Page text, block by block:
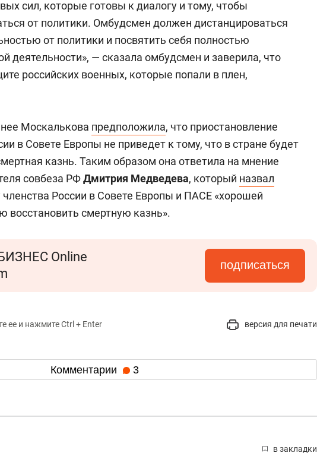
сил, которые готовы к диалогу и тому, чтобы
от политики. Омбудсмен должен дистанцироваться
от политики и посвятить себя полностью
деятельности», — сказала омбудсмен и заверила, что
российских военных, которые попали в плен,
Москалькова предположила, что приостановление
в Совете Европы не приведет к тому, что в стране будет
казнь. Таким образом она ответила на мнение
совбеза РФДмитрия Медведева, который назвал
членства России в Совете Европы и ПАСЕ «хорошей
восстановить смертную казнь».
Online
подписаться
ее и нажмите Ctrl + Enter версия для печати
Комментарии 3
в закладки